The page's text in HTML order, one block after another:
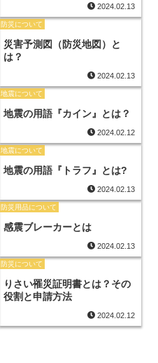
2024.02.13
防災について
災害予測図（防災地図）と
は？
2024.02.13
地震について
地震の用語『カイン』とは？
2024.02.12
地震について
地震の用語『トラフ』とは?
2024.02.13
防災用品について
感震ブレーカーとは
2024.02.13
防災について
りさい罹災証明書とは？その
役割と申請方法
2024.02.12